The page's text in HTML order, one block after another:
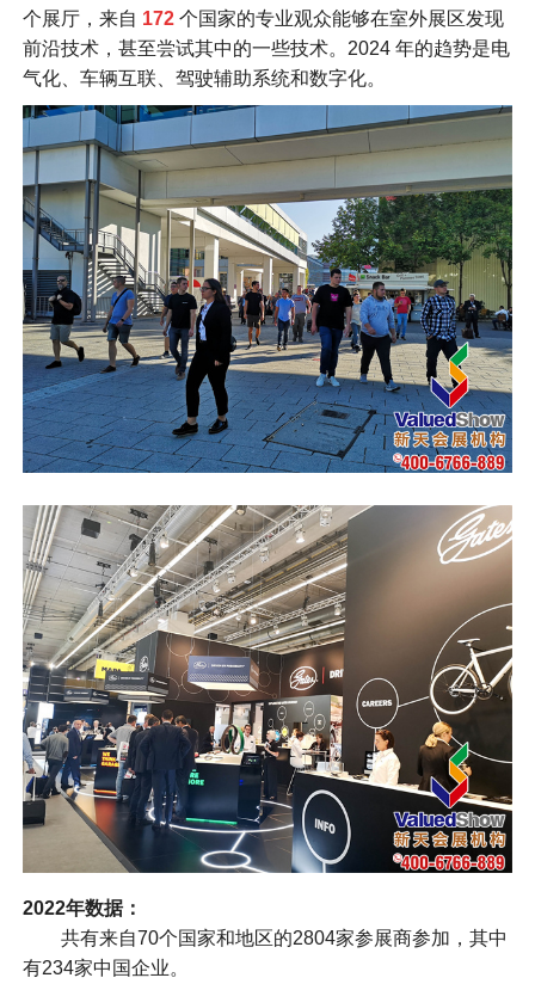
个展厅，来自 172个国家的专业观众能够在室外展区发现
前沿技术，甚至尝试其中的一些技术。2024 年的趋势是电
气化、车辆互联、驾驶辅助系统和数字化。
2022年数据：
共有来自70个国家和地区的2804家参展商参加，其中
有234家中国企业。